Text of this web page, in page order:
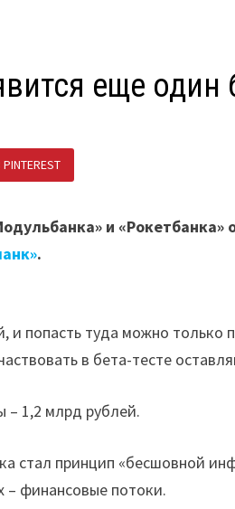
еще один
и «Рокетбанка»
.
и попасть туда можно
в бета-тесте
– 1,2 млрд рублей.
стал принцип «бесшовной
– финансовые потоки.